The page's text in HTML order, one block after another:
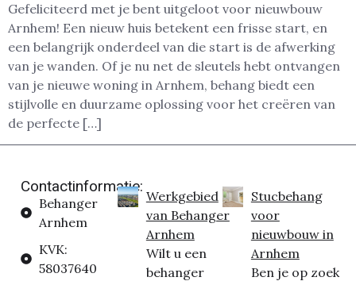
Gefeliciteerd met je bent uitgeloot voor nieuwbouw
Arnhem! Een nieuw huis betekent een frisse start, en
een belangrijk onderdeel van die start is de afwerking
van je wanden. Of je nu net de sleutels hebt ontvangen
van je nieuwe woning in Arnhem, behang biedt een
stijlvolle en duurzame oplossing voor het creëren van
de perfecte […]
Contactinformatie:
Behanger
Arnhem
KVK:
58037640
Werkgebied
van Behanger
Arnhem
Wilt u een
behanger
Stucbehang
voor
nieuwbouw in
Arnhem
Ben je op zoek